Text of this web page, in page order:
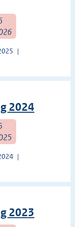
2024
2023